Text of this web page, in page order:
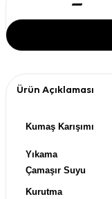
Ürün Açıklaması
Kumaş Karışımı
Yıkama
Çamaşır Suyu
Kurutma